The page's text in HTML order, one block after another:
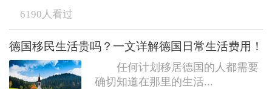
6190 人看过
德国移民生活贵吗？一文详解德国日常生活费用！
任何计划移居德国的人都需要
确切知道在那里的生活...